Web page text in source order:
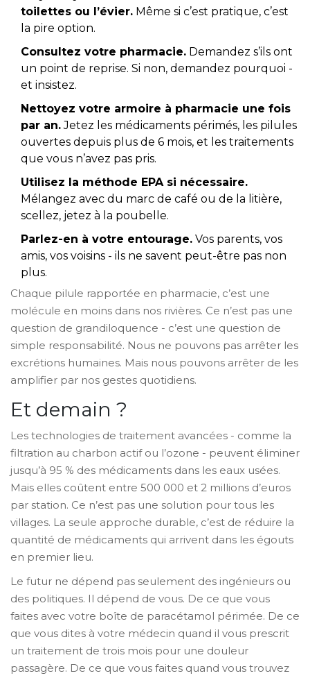
toilettes ou l’évier. Même si c’est pratique, c’est
la pire option.
Consultez votre pharmacie. Demandez s’ils ont
un point de reprise. Si non, demandez pourquoi -
et insistez.
Nettoyez votre armoire à pharmacie une fois
par an.Jetez les médicaments périmés, les pilules
ouvertes depuis plus de 6 mois, et les traitements
que vous n’avez pas pris.
Utilisez la méthode EPA si nécessaire.
Mélangez avec du marc de café ou de la litière,
scellez, jetez à la poubelle.
Parlez-en à votre entourage. Vos parents, vos
amis, vos voisins - ils ne savent peut-être pas non
plus.
Chaque pilule rapportée en pharmacie, c’est une
molécule en moins dans nos rivières. Ce n’est pas une
question de grandiloquence - c’est une question de
simple responsabilité. Nous ne pouvons pas arrêter les
excrétions humaines. Mais nous pouvons arrêter de les
amplifier par nos gestes quotidiens.
Et demain ?
Les technologies de traitement avancées - comme la
filtration au charbon actif ou l’ozone - peuvent éliminer
jusqu’à 95 % des médicaments dans les eaux usées.
Mais elles coûtent entre 500 000 et 2 millions d’euros
par station. Ce n’est pas une solution pour tous les
villages. La seule approche durable, c’est de réduire la
quantité de médicaments qui arrivent dans les égouts
en premier lieu.
Le futur ne dépend pas seulement des ingénieurs ou
des politiques. Il dépend de vous. De ce que vous
faites avec votre boîte de paracétamol périmée. De ce
que vous dites à votre médecin quand il vous prescrit
un traitement de trois mois pour une douleur
passagère. De ce que vous faites quand vous trouvez